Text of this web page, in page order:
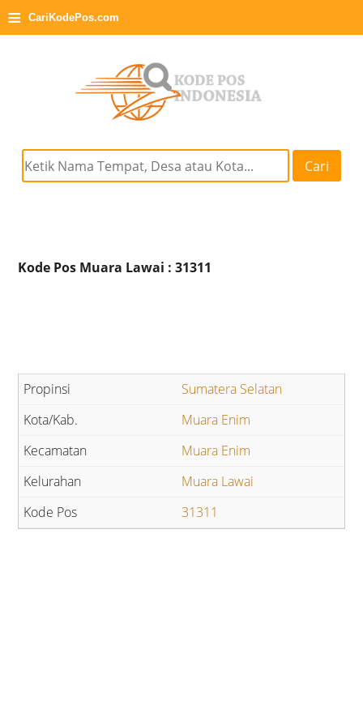
≡ CariKodePos.com
Cari
Kode Pos Muara Lawai : 31311
Sumatera Selatan
Muara Enim
Muara Enim
Muara Lawai
31311